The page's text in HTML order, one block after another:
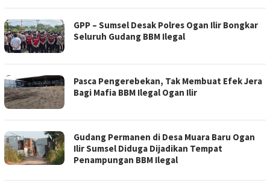
GPP – Sumsel Desak Polres Ogan Ilir Bongkar
Seluruh Gudang BBM Ilegal
Pasca Pengerebekan, Tak Membuat Efek Jera
Bagi Mafia BBM Ilegal Ogan Ilir
Gudang Permanen di Desa Muara Baru Ogan
Ilir Sumsel Diduga Dijadikan Tempat
Penampungan BBM Ilegal